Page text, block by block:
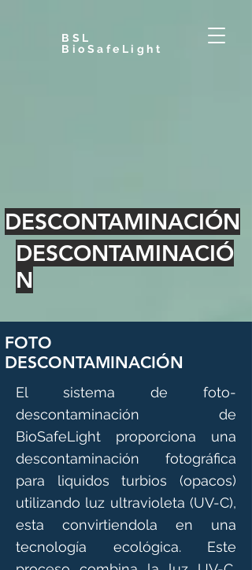
BSL
BioSafeLight
DESCONTAMINACIÓN
DESCONTAMINACIÓ
N
FOTO
DESCONTAMINACIÓN
El sistema de foto-
descontaminación de
BioSafeLight proporciona una
descontaminación fotográfica
para liquidos turbios (opacos)
utilizando luz ultravioleta (UV-C),
esta convirtiendola en una
tecnología ecológica. Este